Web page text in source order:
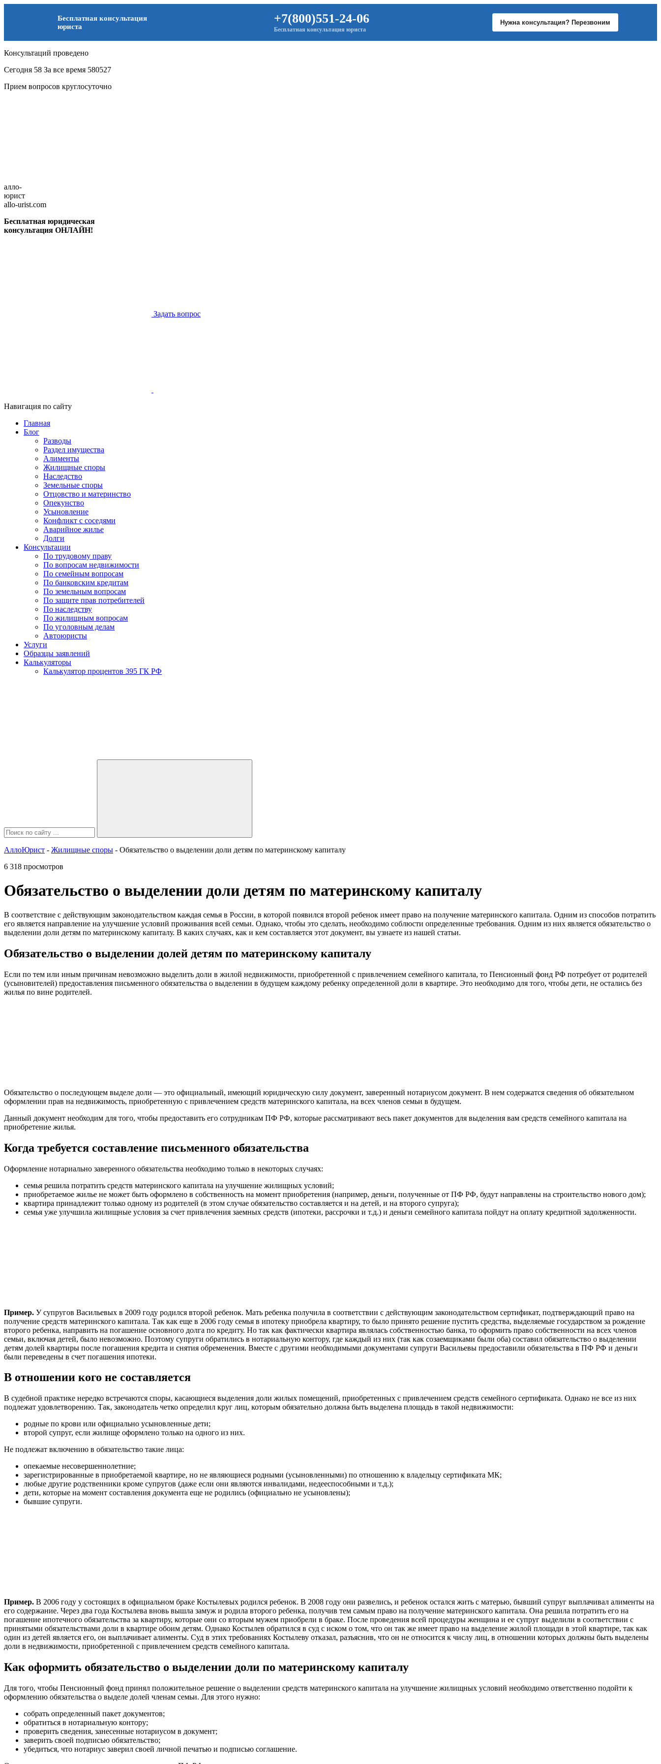
Бесплатная консультация
юриста
+7(800)551-24-06
Бесплатная консультация юриста
Нужна консультация? Перезвоним
Консультаций проведено
Сегодня 58 За все время 580527
Прием вопросов круглосуточно
алло-
юрист
allo-urist.com
Бесплатная юридическая
консультация ОНЛАЙН!
Задать вопрос
Навигация по сайту
Главная
Блог
Разводы
Раздел имущества
Алименты
Жилищные споры
Наследство
Земельные споры
Отцовство и материнство
Опекунство
Усыновление
Конфликт с соседями
Аварийное жилье
Долги
Консультации
По трудовому праву
По вопросам недвижимости
По семейным вопросам
По банковским кредитам
По земельным вопросам
По защите прав потребителей
По наследству
По жилищным вопросам
По уголовным делам
Автоюристы
Услуги
Образцы заявлений
Калькуляторы
Калькулятор процентов 395 ГК РФ
АллоЮрист - Жилищные споры - Обязательство о выделении доли детям по материнскому капиталу
6 318 просмотров
Обязательство о выделении доли детям по материнскому капиталу
В соответствие с действующим законодательством каждая семья в России, в которой появился второй ребенок имеет право на получение материнского капитала. Одним из способов потратить
его является направление на улучшение условий проживания всей семьи. Однако, чтобы это сделать, необходимо соблюсти определенные требования. Одним из них является обязательство о
выделении доли детям по материнскому капиталу. В каких случаях, как и кем составляется этот документ, вы узнаете из нашей статьи.
Обязательство о выделении долей детям по материнскому капиталу
Если по тем или иным причинам невозможно выделить доли в жилой недвижимости, приобретенной с привлечением семейного капитала, то Пенсионный фонд РФ потребует от родителей
(усыновителей) предоставления письменного обязательства о выделении в будущем каждому ребенку определенной доли в квартире. Это необходимо для того, чтобы дети, не остались без
жилья по вине родителей.
Обязательство о последующем выделе доли — это официальный, имеющий юридическую силу документ, заверенный нотариусом документ. В нем содержатся сведения об обязательном
оформлении прав на недвижимость, приобретенную с привлечением средств материнского капитала, на всех членов семьи в будущем.
Данный документ необходим для того, чтобы предоставить его сотрудникам ПФ РФ, которые рассматривают весь пакет документов для выделения вам средств семейного капитала на
приобретение жилья.
Когда требуется составление письменного обязательства
Оформление нотариально заверенного обязательства необходимо только в некоторых случаях:
семья решила потратить средств материнского капитала на улучшение жилищных условий;
приобретаемое жилье не может быть оформлено в собственность на момент приобретения (например, деньги, полученные от ПФ РФ, будут направлены на строительство нового дом);
квартира принадлежит только одному из родителей (в этом случае обязательство составляется и на детей, и на второго супруга);
семья уже улучшила жилищные условия за счет привлечения заемных средств (ипотеки, рассрочки и т.д.) и деньги семейного капитала пойдут на оплату кредитной задолженности.
Пример. У супругов Васильевых в 2009 году родился второй ребенок. Мать ребенка получила в соответствии с действующим законодательством сертификат, подтверждающий право на
получение средств материнского капитала. Так как еще в 2006 году семья в ипотеку приобрела квартиру, то было принято решение пустить средства, выделяемые государством за рождение
второго ребенка, направить на погашение основного долга по кредиту. Но так как фактически квартира являлась собственностью банка, то оформить право собственности на всех членов
семьи, включая детей, было невозможно. Поэтому супруги обратились в нотариальную контору, где каждый из них (так как созаемщиками были оба) составил обязательство о выделении
детям долей квартиры после погашения кредита и снятия обременения. Вместе с другими необходимыми документами супруги Васильевы предоставили обязательства в ПФ РФ и деньги
были переведены в счет погашения ипотеки.
В отношении кого не составляется
В судебной практике нередко встречаются споры, касающиеся выделения доли жилых помещений, приобретенных с привлечением средств семейного сертификата. Однако не все из них
подлежат удовлетворению. Так, законодатель четко определил круг лиц, которым обязательно должна быть выделена площадь в такой недвижимости:
родные по крови или официально усыновленные дети;
второй супруг, если жилище оформлено только на одного из них.
Не подлежат включению в обязательство такие лица:
опекаемые несовершеннолетние;
зарегистрированные в приобретаемой квартире, но не являющиеся родными (усыновленными) по отношению к владельцу сертификата МК;
любые другие родственники кроме супругов (даже если они являются инвалидами, недееспособными и т.д.);
дети, которые на момент составления документа еще не родились (официально не усыновлены);
бывшие супруги.
Пример. В 2006 году у состоящих в официальном браке Костылевых родился ребенок. В 2008 году они развелись, и ребенок остался жить с матерью, бывший супруг выплачивал алименты на
его содержание. Через два года Костылева вновь вышла замуж и родила второго ребенка, получив тем самым право на получение материнского капитала. Она решила потратить его на
погашение ипотечного обязательства за квартиру, которые они со вторым мужем приобрели в браке. После проведения всей процедуры женщина и ее супруг выделили в соответствии с
принятыми обязательствами доли в квартире обоим детям. Однако Костылев обратился в суд с иском о том, что он так же имеет право на выделение жилой площади в этой квартире, так как
один из детей является его, он выплачивает алименты. Суд в этих требованиях Костылеву отказал, разъяснив, что он не относится к числу лиц, в отношении которых должны быть выделены
доли в недвижимости, приобретенной с привлечением средств семейного капитала.
Как оформить обязательство о выделении доли по материнскому капиталу
Для того, чтобы Пенсионный фонд принял положительное решение о выделении средств материнского капитала на улучшение жилищных условий необходимо ответственно подойти к
оформлению обязательства о выделе долей членам семьи. Для этого нужно:
собрать определенный пакет документов;
обратиться в нотариальную контору;
проверить сведения, занесенные нотариусом в документ;
заверить своей подписью обязательство;
убедиться, что нотариус заверил своей личной печатью и подписью соглашение.